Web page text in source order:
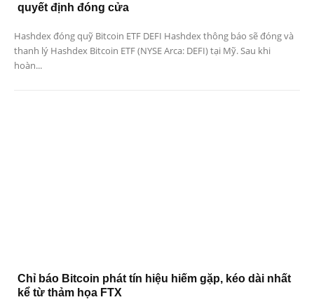
quyết định đóng cửa
Hashdex đóng quỹ Bitcoin ETF DEFI Hashdex thông báo sẽ đóng và
thanh lý Hashdex Bitcoin ETF (NYSE Arca: DEFI) tại Mỹ. Sau khi
hoàn...
Chỉ báo Bitcoin phát tín hiệu hiếm gặp, kéo dài nhất
kể từ thảm họa FTX